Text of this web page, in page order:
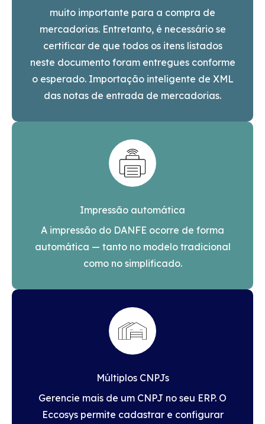
muito importante para a compra de
mercadorias. Entretanto, é necessário se
certificar de que todos os itens listados
neste documento foram entregues conforme
o esperado. Importação inteligente de XML
das notas de entrada de mercadorias.
Impressão automática
A impressão do DANFE ocorre de forma
automática — tanto no modelo tradicional
como no simplificado.
Múltiplos CNPJs
Gerencie mais de um CNPJ no seu ERP. O
Eccosys permite cadastrar e configurar